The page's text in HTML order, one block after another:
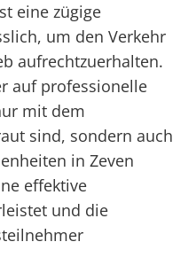
eine zügige
um den Verkehr
aufrechtzuerhalten.
auf professionelle
mit dem
sind, sondern auch
in Zeven
effektive
und die